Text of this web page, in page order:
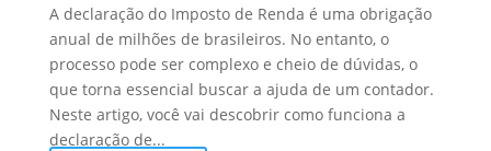
A declaração do Imposto de Renda é uma obrigação
anual de milhões de brasileiros. No entanto, o
processo pode ser complexo e cheio de dúvidas, o
que torna essencial buscar a ajuda de um contador.
Neste artigo, você vai descobrir como funciona a
declaração de...